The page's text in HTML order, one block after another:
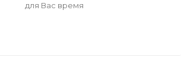
для Вас время